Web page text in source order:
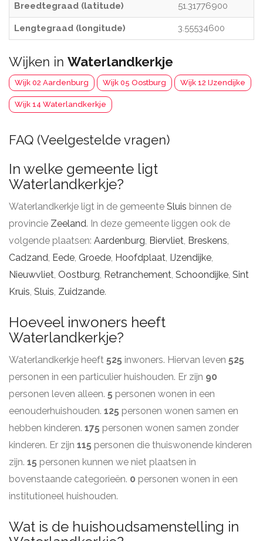
Breedtegraad (latitude) 51.31776900
Lengtegraad (longitude) 3.55534600
Wijken in Waterlandkerkje
Wijk 02 Aardenburg Wijk 05 Oostburg Wijk 12 IJzendijke
Wijk 14 Waterlandkerkje
FAQ (Veelgestelde vragen)
In welke gemeente ligt
Waterlandkerkje?
Waterlandkerkje ligt in de gemeente Sluis binnen de
provincie Zeeland. In deze gemeente liggen ook de
volgende plaatsen: Aardenburg, Biervliet, Breskens,
Cadzand, Eede, Groede, Hoofdplaat, IJzendijke,
Nieuwvliet, Oostburg, Retranchement, Schoondijke, Sint
Kruis, Sluis, Zuidzande.
Hoeveel inwoners heeft
Waterlandkerkje?
Waterlandkerkje heeft 525 inwoners. Hiervan leven 525
personen in een particulier huishouden. Er zijn 90
personen leven alleen. 5 personen wonen in een
eenouderhuishouden. 125 personen wonen samen en
hebben kinderen. 175 personen wonen samen zonder
kinderen. Er zijn 115 personen die thuiswonende kinderen
zijn. 15 personen kunnen we niet plaatsen in
bovenstaande categorieën. 0 personen wonen in een
institutioneel huishouden.
Wat is de huishoudsamenstelling in